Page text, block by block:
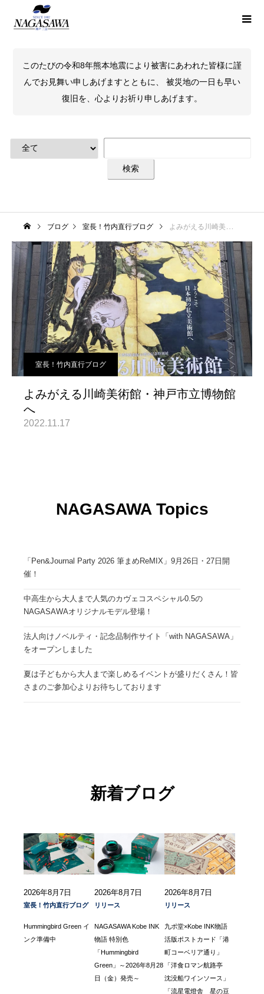
このたびの令和8年熊本地震により被害にあわれた皆様に謹
んでお見舞い申しあげますとともに、 被災地の一日も早い
復旧を、心よりお祈り申しあげます。
ブログ 室長！竹内直行ブログ よみがえる川崎美術館・神戸市立博物館へ
室長！竹内直行ブログ
よみがえる川崎美術館・神戸市立博物館
へ
2022.11.17
NAGASAWA Topics
「Pen&Journal Party 2026 筆まめReMIX」9月26日・27日開
催！
中高生から大人まで人気のカヴェコスペシャル0.5の
NAGASAWAオリジナルモデル登場！
法人向けノベルティ・記念品制作サイト「with NAGASAWA」
をオープンしました
夏は子どもから大人まで楽しめるイベントが盛りだくさん！皆
さまのご参加心よりお待ちしております
新着ブログ
2026年8月7日
室長！竹内直行ブログ
Hummingbird Green イ
ンク準備中
2026年8月7日
リリース
NAGASAWA Kobe INK
物語 特別色
「Hummingbird
Green」～2026年8月28
日（金）発売～
2026年8月7日
リリース
九ポ堂×Kobe INK物語
活版ポストカード「港
町コーベリア通り」
「洋食ロマン航路亭
沈没船ワインソース」
「流星電燈舎 星の豆